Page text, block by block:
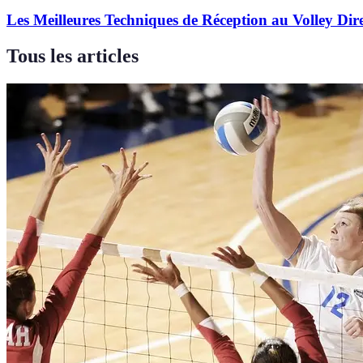
Les Meilleures Techniques de Réception au Volley
Tous les articles